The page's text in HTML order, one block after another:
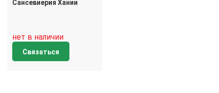
Сансевиерия Хании
нет в наличии
Связаться